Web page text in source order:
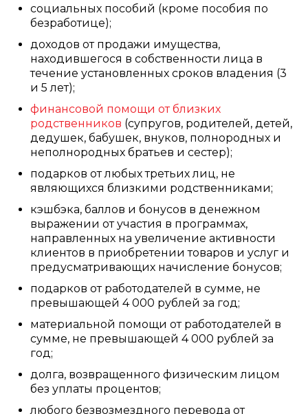
социальных пособий (кроме пособия по
безработице);
доходов от продажи имущества,
находившегося в собственности лица в
течение установленных сроков владения (3
и 5 лет);
финансовой помощи от близких
родственников (супругов, родителей, детей,
дедушек, бабушек, внуков, полнородных и
неполнородных братьев и сестер);
подарков от любых третьих лиц, не
являющихся близкими родственниками;
кэшбэка, баллов и бонусов в денежном
выражении от участия в программах,
направленных на увеличение активности
клиентов в приобретении товаров и услуг и
предусматривающих начисление бонусов;
подарков от работодателей в сумме, не
превышающей 4 000 рублей за год;
материальной помощи от работодателей в
сумме, не превышающей 4 000 рублей за
год;
долга, возвращенного физическим лицом
без уплаты процентов;
любого безвозмездного перевода от